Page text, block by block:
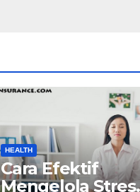
HEALTH
Cara Efektif
Mengelola Stres